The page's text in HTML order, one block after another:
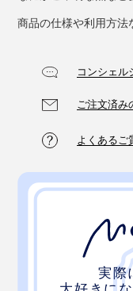
商品の仕様や利用方法
コンシェル
ご注文済み
よくあるご